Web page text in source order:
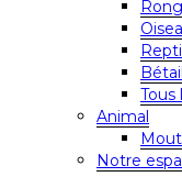
Tous
Animal
Notre